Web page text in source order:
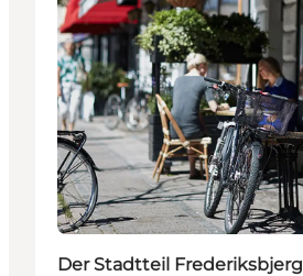
Der Stadtteil Frederiksbjerg